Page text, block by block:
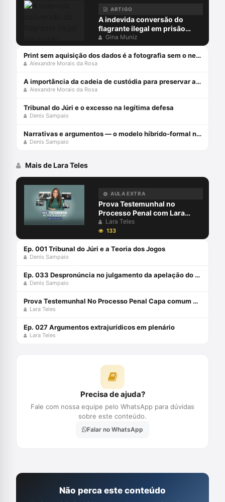
ARTIGO
A indevida conversão do
flagrante ilegal em prisão
preventiva
Gina Muniz
Print sem aquisição dos dados é a fotografia sem o negativo
Alexandre Morais da Rosa
A importância da cadeia de custódia para preservar a prova penal
Alexandre Morais da Rosa
Tribunal do Júri e o excesso na legítima defesa
Denis Sampaio
Narrativas e argumentos — o modelo híbrido-formal no Júri
Denis Sampaio
Mais de Lara Teles
AULA EXTRA
Prova Testemunhal no
Processo Penal com Lara
Teles
Lara Teles
133
Ep. 001 Tribunal do Júri e a Teoria dos Jogos
Denis Sampaio
Ep. 033 Despronúncia no julgamento da apelação do Juri: pode isso?
Denis Sampaio
Prova Testemunhal No Processo Penal Capa comum 30 junho 2023
Lara Teles
Ep. 027 Argumentos extrajurídicos em plenário
Lara Teles
Precisa de ajuda?
Fale com nossa equipe pelo WhatsApp para dúvidas
sobre este conteúdo.
Falar no WhatsApp
Não perca este conteúdo